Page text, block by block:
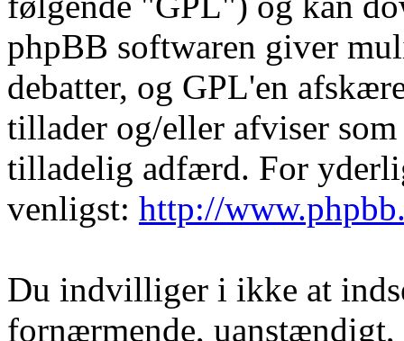
phpBB softwaren giver
debatter, og GPL'en
tillader og/eller afviser
tilladelig adfærd. For
venligst: http://
Du indvilliger i ikke at
fornærmende,